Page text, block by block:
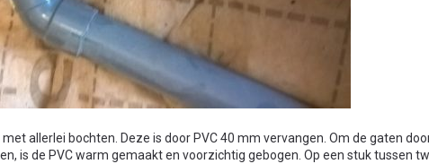
allerlei bochten. Deze is door PVC 40 mm vervangen. Om de gaten
is de PVC warm gemaakt en voorzichtig gebogen. Op een stuk tussen